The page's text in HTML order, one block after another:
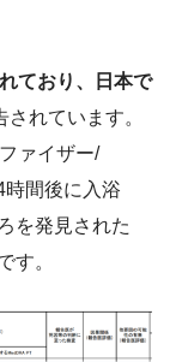
ており、日本で
されています。
ァイザー/
間後に入浴
を発見された
す。